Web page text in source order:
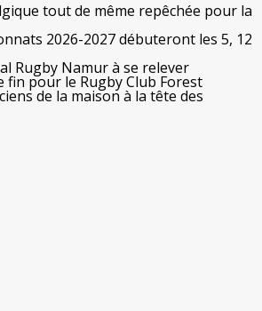
tout de même repêchée pour la
2026-2027 débuteront les 5, 12
Rugby Namur à se relever
fin pour le Rugby Club Forest
de la maison à la tête des